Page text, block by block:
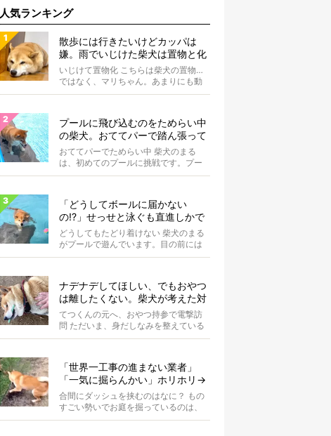
人気ランキング
散歩には行きたいけどカッパは
嫌。雨でいじけた柴犬は置物と化
してしまうのだった【動画】
いじけて置物化 こちらは柴犬の置物…
ではなく、マリちゃん。あまりにも動
かないので間違えそうになりますが、
プールに飛び込むのをためらい中
の柴犬。おててパーで踏ん張って
て可愛すぎる【動画】
おててパーでためらい中 柴犬のまる
は、初めてのプールに挑戦です。プー
ルへと続くスロープの途中で立ち止ま
「どうしてボールに届かない
の!?」せっせと泳ぐも直進しかで
きない柴犬が可愛い【動画】
どうしてもたどり着けない 柴犬のまる
がプールで遊んでいます。目の前には
大好きなボールが。 まるは...
ナデナデしてほしい、でもおやつ
は離したくない。柴犬が考えた対
応策が、欲しがりさんすぎて笑え
る【動画】
てつくんの元へ、おやつ持参で電撃訪
問 ただいま、身だしなみを整えている
最中の柴犬てつくん。 そこへ、オーナ
「世界一工事の進まない業者」
「一気に掘らんかい」ホリホリ→
ダッシュを繰り返す柴犬に爆笑
【動画】
合間にダッシュを挟むのはなに？ もの
すごい勢いでお庭を掘っているのは、
柴犬の波平。柴犬あるあるの、突然の